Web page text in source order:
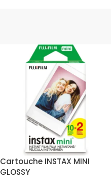
Cartouche INSTAX MINI
GLOSSY